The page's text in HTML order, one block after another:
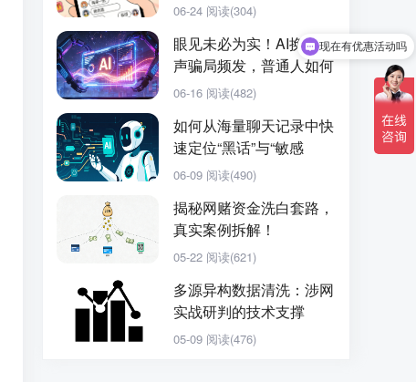
06-24 阅读(304)
眼见未必为实！AI换脸拟
声骗局频发，普通人如何
防范？
06-16 阅读(482)
如何从海量聊天记录中快
速定位“黑话”与“敏感
词”？
06-09 阅读(490)
揭秘网赌资金洗白套路，
真实案例拆解！
05-22 阅读(621)
多源异构数据清洗：涉网
实战研判的技术支撑
05-09 阅读(476)
现在有优惠活动吗